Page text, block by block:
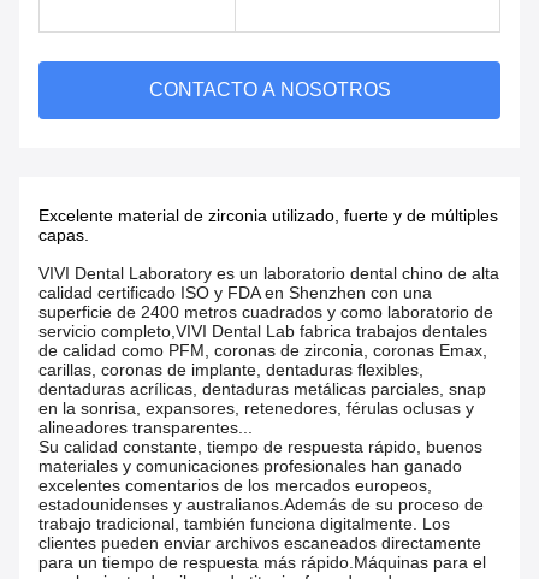
CONTACTO A NOSOTROS
Excelente material de zirconia utilizado, fuerte y de múltiples
capas.
VIVI Dental Laboratory es un laboratorio dental chino de alta
calidad certificado ISO y FDA en Shenzhen con una
superficie de 2400 metros cuadrados y como laboratorio de
servicio completo,VIVI Dental Lab fabrica trabajos dentales
de calidad como PFM, coronas de zirconia, coronas Emax,
carillas, coronas de implante, dentaduras flexibles,
dentaduras acrílicas, dentaduras metálicas parciales, snap
en la sonrisa, expansores, retenedores, férulas oclusas y
alineadores transparentes...
Su calidad constante, tiempo de respuesta rápido, buenos
materiales y comunicaciones profesionales han ganado
excelentes comentarios de los mercados europeos,
estadounidenses y australianos.Además de su proceso de
trabajo tradicional, también funciona digitalmente. Los
clientes pueden enviar archivos escaneados directamente
para un tiempo de respuesta más rápido.Máquinas para el